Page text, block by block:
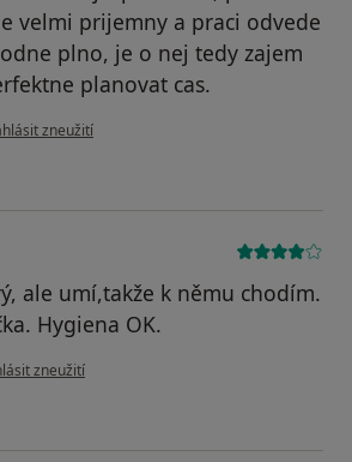
velmi prijemny a praci odvede
plno, je o nej tedy zajem
planovat cas.
názoru uživatele Martin
zneužití
ale umí,takže k němu chodím.
Hygiena OK.
názoru uživatele M
zneužití